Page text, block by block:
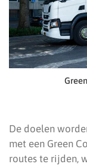
De doelen
met een Green
routes te rijden,